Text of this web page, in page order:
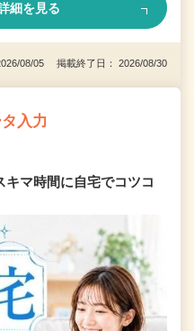
細を見る
08/05 掲載終了日： 2026/08/30
入力
マ時間に自宅でコツコ